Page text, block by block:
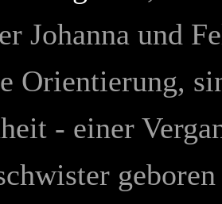
Johanna und
Orientierung,
- einer